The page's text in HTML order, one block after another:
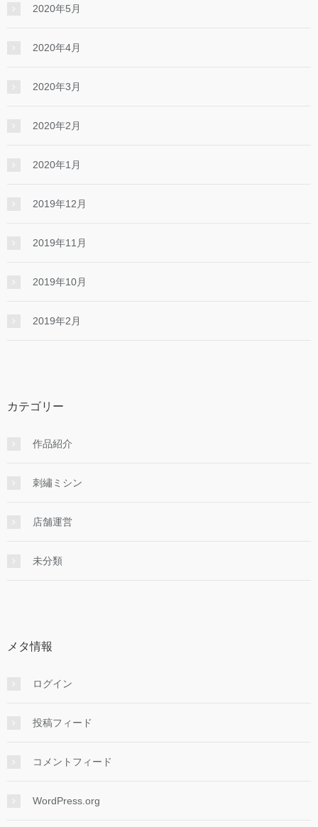
2020年5月
2020年4月
2020年3月
2020年2月
2020年1月
2019年12月
2019年11月
2019年10月
2019年2月
カテゴリー
作品紹介
刺繡ミシン
店舗運営
未分類
メタ情報
ログイン
投稿フィード
コメントフィード
WordPress.org